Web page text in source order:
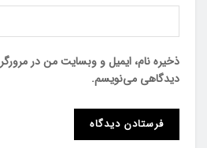
ذخیره نام، ایمیل و وبسایت من در
دیدگاهی می‌نویسم.